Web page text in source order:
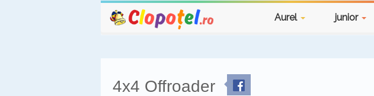
Aurel junior
4x4 Offroader